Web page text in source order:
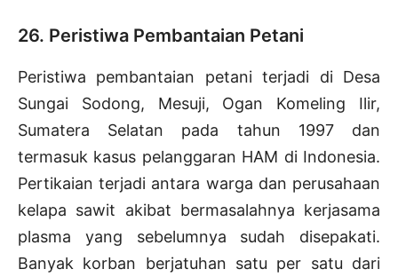
26. Peristiwa Pembantaian Petani
Peristiwa pembantaian petani terjadi di Desa
Sungai Sodong, Mesuji, Ogan Komeling Ilir,
Sumatera Selatan pada tahun 1997 dan
termasuk kasus pelanggaran HAM di Indonesia.
Pertikaian terjadi antara warga dan perusahaan
kelapa sawit akibat bermasalahnya kerjasama
plasma yang sebelumnya sudah disepakati.
Banyak korban berjatuhan satu per satu dari